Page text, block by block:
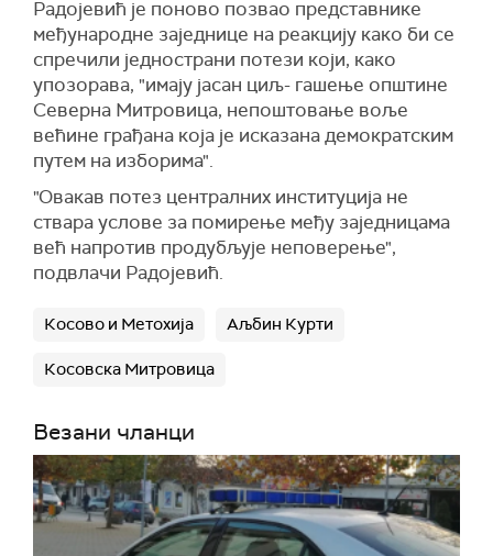
Радојевић је поново позвао представнике
међународне заједнице на реакцију како би се
спречили једнострани потези који, како
упозорава, "имају јасан циљ- гашење општине
Северна Митровица, непоштовање воље
већине грађана која је исказана демократским
путем на изборима".
"Овакав потез централних институција не
ствара услове за помирење међу заједницама
већ напротив продубљује неповерење",
подвлачи Радојевић.
Косово и Метохија Аљбин Курти
Косовска Митровица
Везани чланци